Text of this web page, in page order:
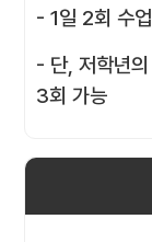
- 1일 2회 수
- 단, 저학년
3회 가능